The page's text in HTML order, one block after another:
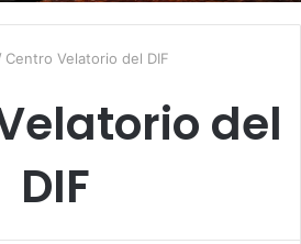
Centro Velatorio del DIF
del
DIF